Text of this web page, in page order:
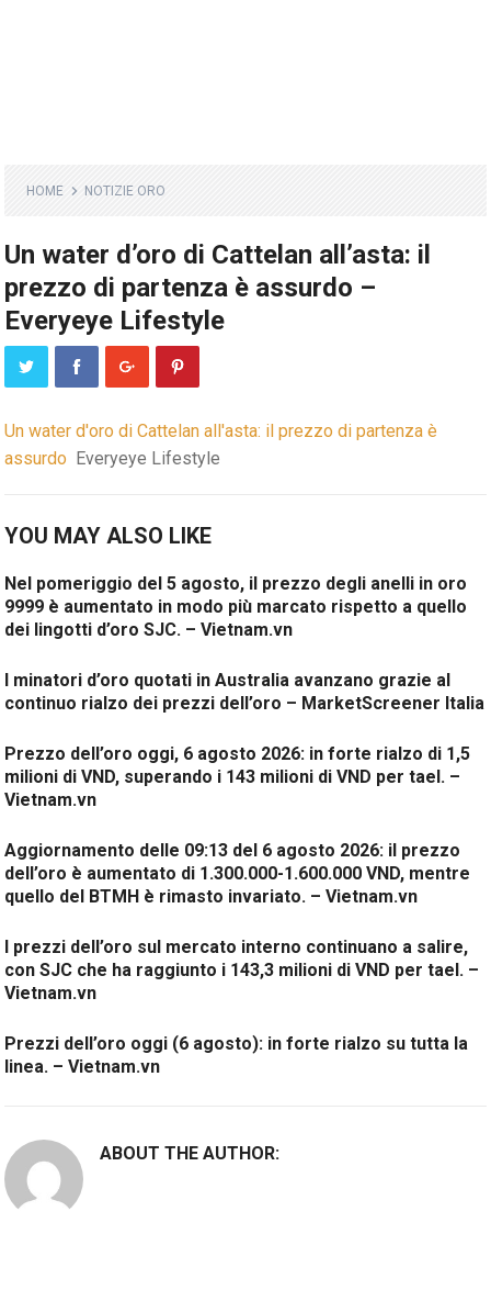
HOME NOTIZIE ORO
Un water d’oro di Cattelan all’asta: il
prezzo di partenza è assurdo –
Everyeye Lifestyle
Un water d'oro di Cattelan all'asta: il prezzo di partenza è
assurdo Everyeye Lifestyle
YOU MAY ALSO LIKE
Nel pomeriggio del 5 agosto, il prezzo degli anelli in oro
9999 è aumentato in modo più marcato rispetto a quello
dei lingotti d’oro SJC. – Vietnam.vn
I minatori d’oro quotati in Australia avanzano grazie al
continuo rialzo dei prezzi dell’oro – MarketScreener Italia
Prezzo dell’oro oggi, 6 agosto 2026: in forte rialzo di 1,5
milioni di VND, superando i 143 milioni di VND per tael. –
Vietnam.vn
Aggiornamento delle 09:13 del 6 agosto 2026: il prezzo
dell’oro è aumentato di 1.300.000-1.600.000 VND, mentre
quello del BTMH è rimasto invariato. – Vietnam.vn
I prezzi dell’oro sul mercato interno continuano a salire,
con SJC che ha raggiunto i 143,3 milioni di VND per tael. –
Vietnam.vn
Prezzi dell’oro oggi (6 agosto): in forte rialzo su tutta la
linea. – Vietnam.vn
ABOUT THE AUTHOR: